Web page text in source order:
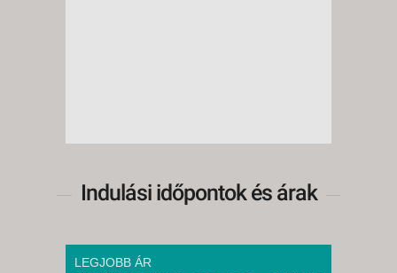
Indulási időpontok és árak
LEGJOBB ÁR